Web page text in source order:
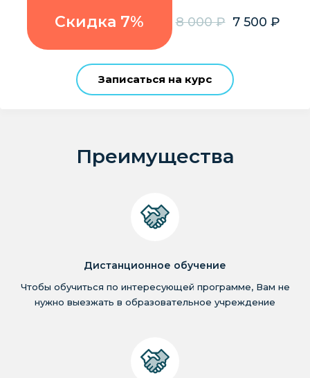
Скидка 7% 8 000 ₽ 7 500 ₽
Записаться на курс
Преимущества
Дистанционное обучение
Чтобы обучиться по интересующей программе, Вам не
нужно выезжать в образовательное учреждение